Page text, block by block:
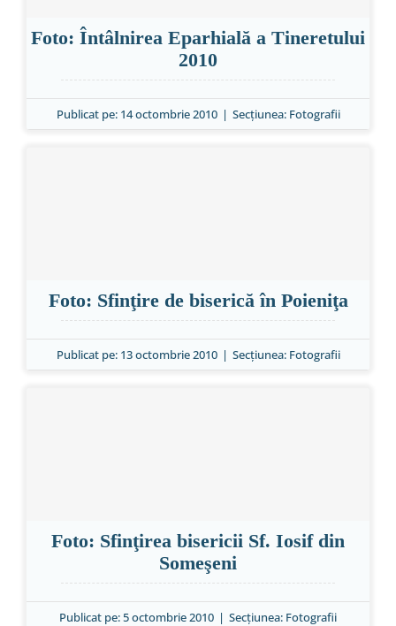
Foto: Întâlnirea Eparhială a Tineretului
2010
Publicat pe: 14 octombrie 2010 | Secțiunea: Fotografii
Foto: Sfinţire de biserică în Poieniţa
Publicat pe: 13 octombrie 2010 | Secțiunea: Fotografii
Foto: Sfinţirea bisericii Sf. Iosif din
Someşeni
Publicat pe: 5 octombrie 2010 | Secțiunea: Fotografii